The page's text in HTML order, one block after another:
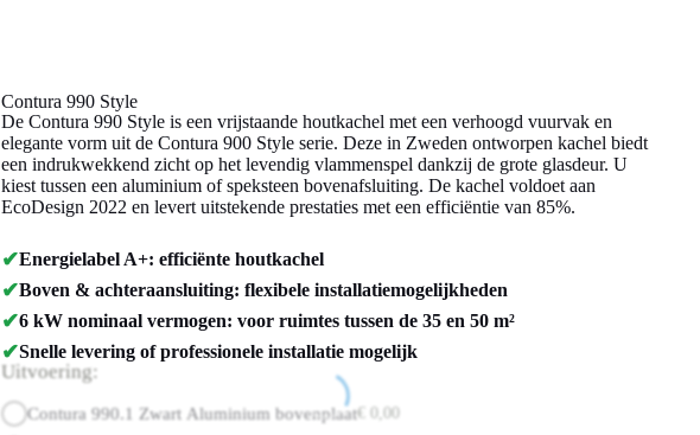
Contura 990 Style
De Contura 990 Style is een vrijstaande houtkachel met een verhoogd vuurvak en
elegante vorm uit de Contura 900 Style serie. Deze in Zweden ontworpen kachel biedt
een indrukwekkend zicht op het levendig vlammenspel dankzij de grote glasdeur. U
kiest tussen een aluminium of speksteen bovenafsluiting. De kachel voldoet aan
EcoDesign 2022 en levert uitstekende prestaties met een efficiëntie van 85%.
✔Energielabel A+: efficiënte houtkachel
✔Boven & achteraansluiting: flexibele installatiemogelijkheden
✔6 kW nominaal vermogen: voor ruimtes tussen de 35 en 50 m²
✔Snelle levering of professionele installatie mogelijk
Uitvoering:
Contura 990.1 Zwart Aluminium bovenplaat€ 0,00